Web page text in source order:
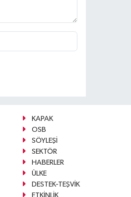
KAPAK
OSB
SÖYLEŞİ
SEKTÖR
HABERLER
ÜLKE
DESTEK-TEŞVİK
ETKİNLİK